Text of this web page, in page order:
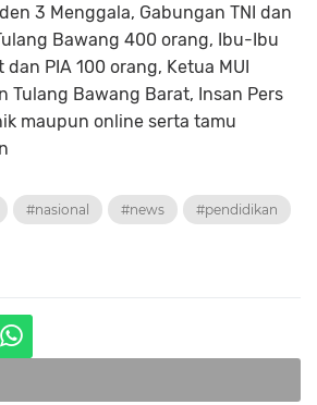
3 Menggala, Gabungan TNI dan
Bawang 400 orang, Ibu-Ibu
PIA 100 orang, Ketua MUI
Tulang Bawang Barat, Insan Pers
maupun online serta tamu
#nasional #news #pendidikan